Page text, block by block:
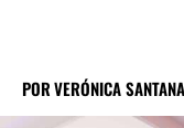
PORVERÓNICA SANTANA